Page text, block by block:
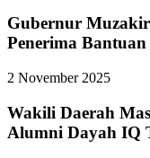
Gubernur
Penerima
2 November 2025
Wakili Daerah
Alumni Dayah IQ